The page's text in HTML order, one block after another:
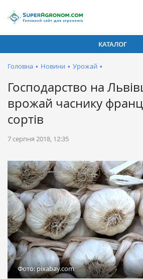
КАТАЛОГ
Головна • Новини • Урожай •
Господарство на
врожай часнику
сортів
7 серпня 2018, 12:35
Фото: pixabay.com